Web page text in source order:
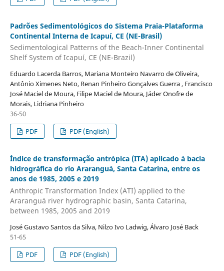
Padrões Sedimentológicos do Sistema Praia-Plataforma
Continental Interna de Icapuí, CE (NE-Brasil)
Sedimentological Patterns of the Beach-Inner Continental
Shelf System of Icapuí, CE (NE-Brazil)
Eduardo Lacerda Barros, Mariana Monteiro Navarro de Oliveira,
Antônio Ximenes Neto, Renan Pinheiro Gonçalves Guerra , Francisco
José Maciel de Moura, Filipe Maciel de Moura, Jáder Onofre de
Morais, Lidriana Pinheiro
36-50
PDF
PDF (English)
Índice de transformação antrópica (ITA) aplicado à bacia
hidrográfica do rio Araranguá, Santa Catarina, entre os
anos de 1985, 2005 e 2019
Anthropic Transformation Index (ATI) applied to the
Araranguá river hydrographic basin, Santa Catarina,
between 1985, 2005 and 2019
José Gustavo Santos da Silva, Nilzo Ivo Ladwig, Álvaro José Back
51-65
PDF
PDF (English)